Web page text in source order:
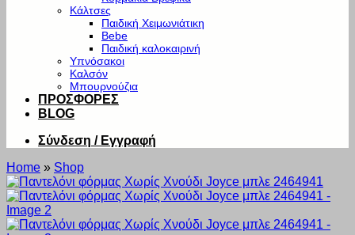
Κάλτσες
Παιδική Χειμωνιάτικη
Bebe
Παιδική καλοκαιρινή
Υπνόσακοι
Καλσόν
Μπουρνούζια
ΠΡΟΣΦΟΡΕΣ
BLOG
Σύνδεση / Εγγραφή
Home » Shop